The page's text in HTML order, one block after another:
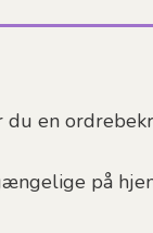
du en
på